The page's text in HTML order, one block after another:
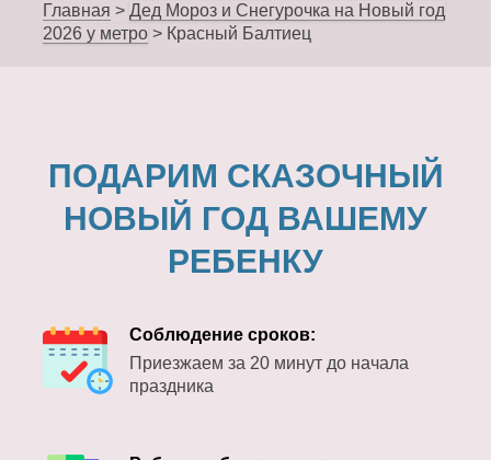
Главная > Дед Мороз и Снегурочка на Новый год
2026 у метро > Красный Балтиец
ПОДАРИМ СКАЗОЧНЫЙ
НОВЫЙ ГОД ВАШЕМУ
РЕБЕНКУ
Соблюдение сроков:
Приезжаем за 20 минут до начала
праздника